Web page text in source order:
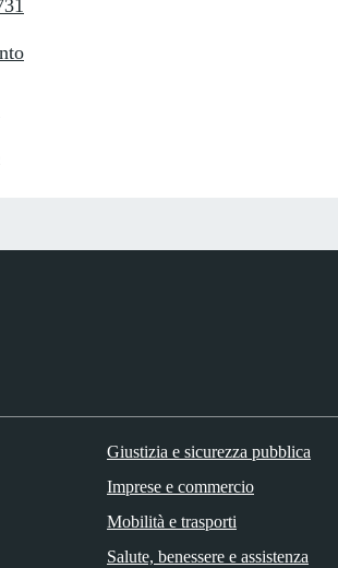
Giustizia e sicurezza pubblica
Imprese e commercio
Mobilità e trasporti
Salute, benessere e assistenza